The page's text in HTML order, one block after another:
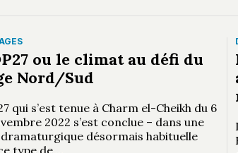
ou le climat au défi du
Nord/Sud
qui s’est tenue à Charm el-Cheikh du 6
2022 s’est conclue – dans une
désormais habituelle
type de …